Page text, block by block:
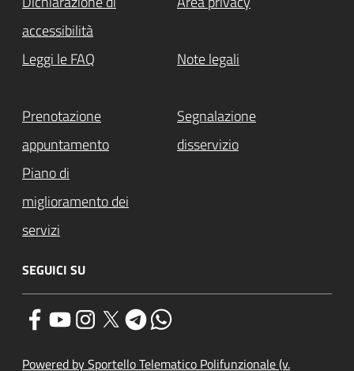
accessibilità
Leggi le FAQ Note legali
Prenotazione
appuntamento
Segnalazione
disservizio
Piano di
miglioramento dei
servizi
SEGUICI SU
Powered by Sportello Telematico Polifunzionale (v.